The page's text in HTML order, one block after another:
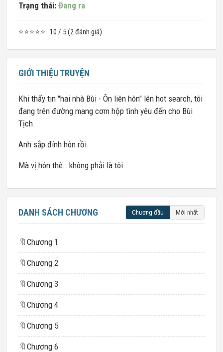
Trạng thái: Đang ra
⭐⭐⭐⭐⭐ 10 / 5 (2 đánh giá)
GIỚI THIỆU TRUYỆN
Khi thấy tin "hai nhà Bùi - Ôn liên hôn" lên hot search, tôi
đang trên đường mang cơm hộp tình yêu đến cho Bùi
Tịch.
Anh sắp đính hôn rồi.
Mà vị hôn thê… không phải là tôi.
DANH SÁCH CHƯƠNG Chương đầu Mới nhất
🔖 Chương 1
🔖 Chương 2
🔖 Chương 3
🔖 Chương 4
🔖 Chương 5
🔖 Chương 6